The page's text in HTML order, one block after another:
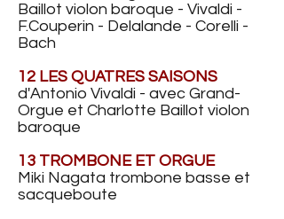
Baillot violon baroque - Vivaldi -
F.Couperin - Delalande - Corelli -
Bach
12 LES QUATRES SAISONS
d'Antonio Vivaldi - avec Grand-
Orgue et Charlotte Baillot violon
baroque
13 TROMBONE ET ORGUE
Miki Nagata trombone basse et
sacqueboute